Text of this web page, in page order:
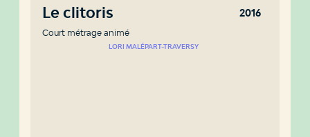
2016
Le clitoris
Court métrage animé
LORI MALÉPART-TRAVERSY